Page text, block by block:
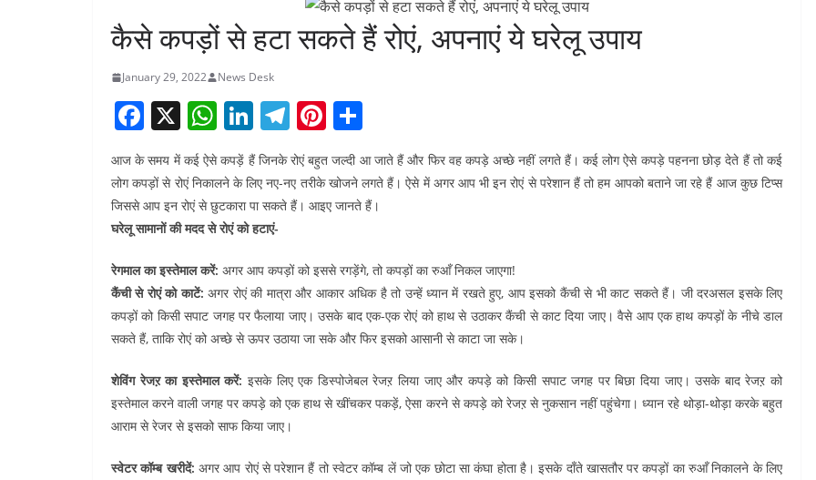
कैसे कपड़ों से हटा सकते हैं रोएं, अपनाएं ये घरेलू उपाय
January 29, 2022 News Desk
F
c
e
b
o
o
k
X W
at
s
A
p
p
Li
n
k
e
dI
n
T
el
e
gr
m
Pi
nt
er
e
ar
e
आज के समय में कई ऐसे कपड़ें हैं जिनके रोएं बहुत जल्दी आ जाते हैं और फिर वह कपड़े अच्छे नहीं लगते हैं। कई लोग ऐसे कपड़े पहनना छोड़ देते हैं तो कई
लोग कपड़ों से रोएं निकालने के लिए नए-नए तरीके खोजने लगते हैं। ऐसे में अगर आप भी इन रोएं से परेशान हैं तो हम आपको बताने जा रहे हैं आज कुछ टिप्स
जिससे आप इन रोएं से छुटकारा पा सकते हैं। आइए जानते हैं।
घरेलू सामानों की मदद से रोएं को हटाएं-
रेगमाल का इस्तेमाल करें: अगर आप कपड़ों को इससे रगड़ेंगे, तो कपड़ों का रुआँ निकल जाएगा!
कैंची से रोएं को काटें: अगर रोएं की मात्रा और आकार अधिक है तो उन्हें ध्यान में रखते हुए, आप इसको कैंची से भी काट सकते हैं। जी दरअसल इसके लिए
कपड़ों को किसी सपाट जगह पर फैलाया जाए। उसके बाद एक-एक रोएं को हाथ से उठाकर कैंची से काट दिया जाए। वैसे आप एक हाथ कपड़ों के नीचे डाल
सकते हैं, ताकि रोएं को अच्छे से ऊपर उठाया जा सके और फिर इसको आसानी से काटा जा सके।
शेविंग रेजऱ का इस्तेमाल करें: इसके लिए एक डिस्पोजेबल रेजऱ लिया जाए और कपड़े को किसी सपाट जगह पर बिछा दिया जाए। उसके बाद रेजऱ को
इस्तेमाल करने वाली जगह पर कपड़े को एक हाथ से खींचकर पकड़ें, ऐसा करने से कपड़े को रेजऱ से नुकसान नहीं पहुंचेगा। ध्यान रहे थोड़ा-थोड़ा करके बहुत
आराम से रेजर से इसको साफ किया जाए।
स्वेटर कॉम्ब खरीदें: अगर आप रोएं से परेशान हैं तो स्वेटर कॉम्ब लें जो एक छोटा सा कंघा होता है। इसके दाँते खासतौर पर कपड़ों का रुआँ निकालने के लिए